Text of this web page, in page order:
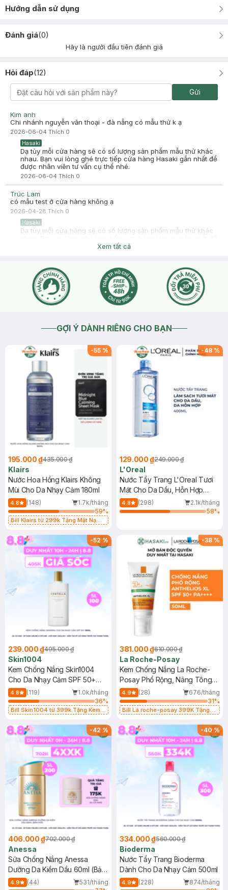
Hướng dẫn sử dụng
Đánh giá(0)
Hãy là người đầu tiên đánh giá
Hỏi đáp(12)
Gửi
Kim anh
Chi nhánh nguyễn văn thoại - đà nẵng có mẫu thử k ạ
2026-06-04 Thích 0
Hasaki
Dạ tùy mỗi cửa hàng sẽ có số lượng sản phẩm mẫu thử khác
nhau. Bạn vui lòng ghé trực tiếp cửa hàng Hasaki gần nhất để
được nhân viên tư vấn cụ thể nhé.
2026-06-04 Thích 0
Trúc Lam
có mẫu test ở cửa hàng không ạ
2026-04-28 Thích 0
Hasaki
Dạ tùy mỗi cửa hàng sẽ có số lượng sản phẩm mẫu thử khác
được nhân viên tư vấn cụ thể nhé.
Xem tất cả
GỢI Ý DÀNH RIÊNG CHO BẠN
-55 %
195.000 ₫435.000 ₫
Klairs
Nước Hoa Hồng Klairs Không
Mùi Cho Da Nhạy Cảm 180ml
4.8 (148)
1.7k/tháng
59%
Bill Klairs từ 299k Tặng Mặt Nạ
25ml (SL Có Hạn)
-48 %
129.000 ₫249.000 ₫
L'Oreal
Nước Tẩy Trang L'Oreal Tươi
Mát Cho Da Dầu, Hỗn Hợp
400ml
4.8 (298)
2.1k/tháng
58%
-52%
239.000 ₫495.000 ₫
Skin1004
Kem Chống Nắng Skin1004
Cho Da Nhạy Cảm SPF 50+
50ml
4.8 (119)
1.0k/tháng
36%
Bill Skin1004 từ 399k Tặng Kem
SPF 50+ 20ml (SL Có Hạn)
-38 %
381.000 ₫610.000 ₫
La Roche-Posay
Kem Chống Nắng La Roche-
Posay Phổ Rộng, Nâng Tông
Kiềm Dầu 50ml
4.9 (28)
676/tháng
31%
Bill La roche-posay 399K Tặng
(SL có hạn)
-42%
406.000 ₫702.000 ₫
Anessa
Sữa Chống Nắng Anessa
Dưỡng Da Kiềm Dầu 60ml (Bản
Mới)
4.9 (44)
531/tháng
-40%
334.000 ₫560.000 ₫
Bioderma
Nước Tẩy Trang Bioderma
Dành Cho Da Nhạy Cảm 500ml
4.9 (228)
874/tháng